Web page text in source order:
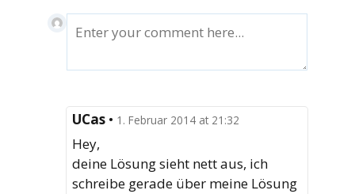
UCas • 1. Februar 2014 at 21:32
Hey,
deine Lösung sieht nett aus, ich
schreibe gerade über meine Lösung